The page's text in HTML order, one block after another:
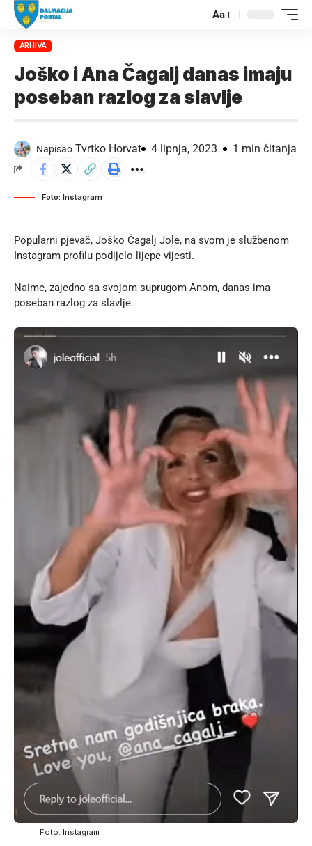
Aa
ARHIVA
Joško i Ana Čagalj danas imaju
poseban razlog za slavlje
Napisao Tvrtko Horvat 4 lipnja, 2023 1 min čitanja
Foto: Instagram
Popularni pjevač, Joško Čagalj Jole, na svom je službenom
Instagram profilu podijelo lijepe vijesti.
Naime, zajedno sa svojom suprugom Anom, danas ima
poseban razlog za slavlje.
Foto: Instagram